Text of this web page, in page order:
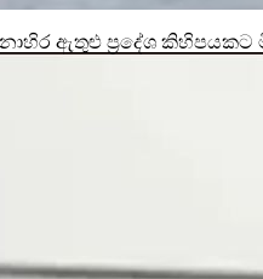
ඇතුළු ප්‍රදේශ කිහිපයකට